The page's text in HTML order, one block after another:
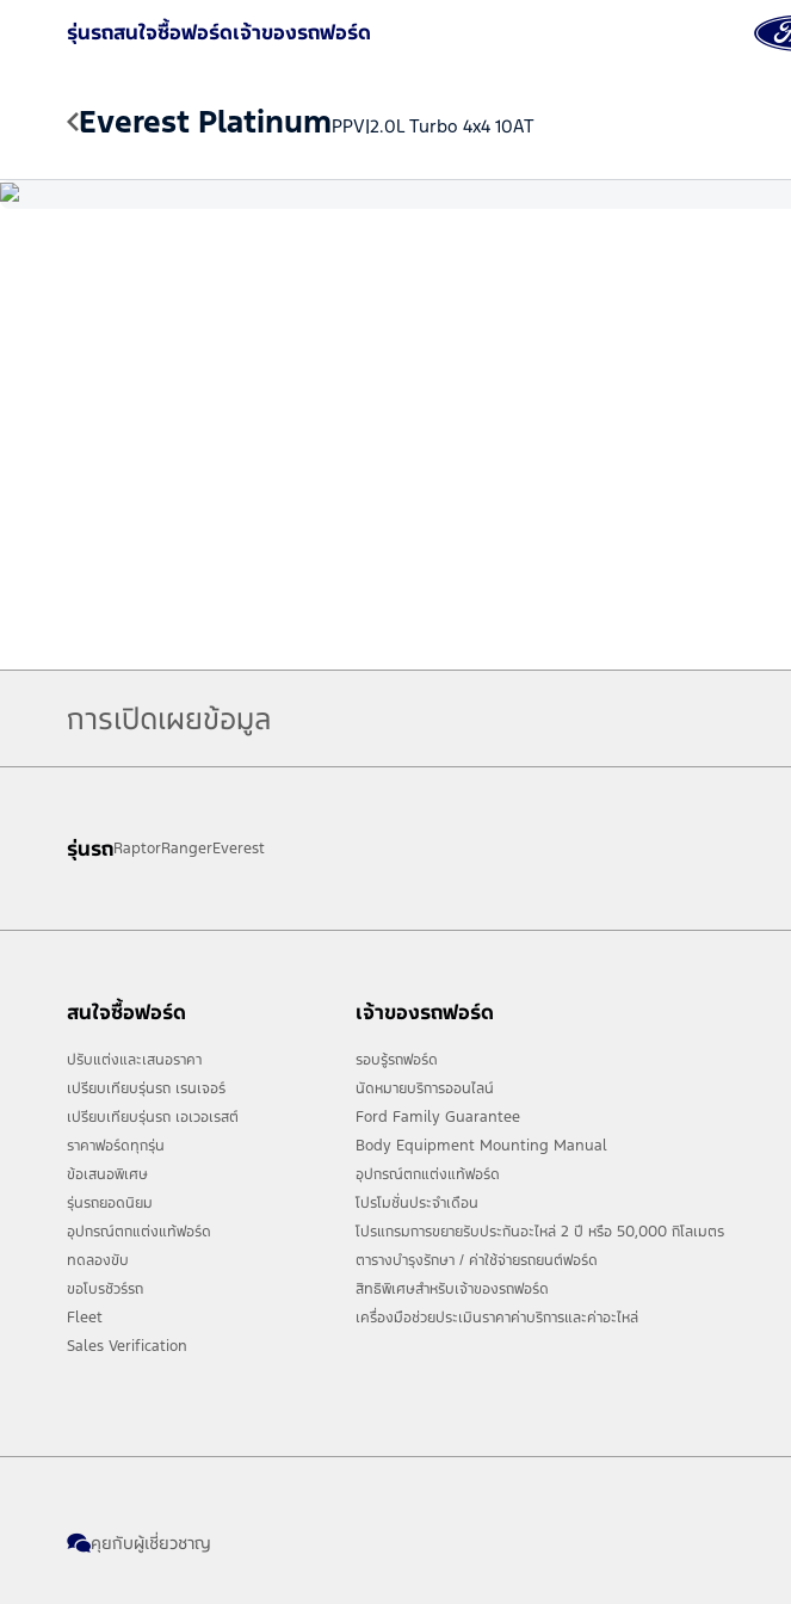
รุ่นรถสนใจซื้อฟอร์ดเจ้าของรถฟอร์ด
Everest PlatinumPPV|2.0L Turbo 4x4 10AT
การเปิดเผยข้อมูล
โปรโมชั่นพิเศษสำหรับลูกค้าฟอร์ด และครอบครัว ได้แก่ บิดามารดา, คู่สมรส, พี่น้องร่วมบิดามารดา และบุตร เมื่อออกรถฟอร์ด
รายละเอียดโปรแกรม Ford Care+ และ เอกสารประกอบการรับสิทธิ์โปรโมชั่นพิเศษสำหรับลูกค้าฟอร์ด และครอบครัว สามาร
หมายเหตุ : จองและรับรถตั้งแต่ วันที่ 1 กรกฎาคม 2569 เป็นต้นไป
รุ่นรถRaptorRangerEverest
สนใจซื้อฟอร์ด
ปรับแต่งและเสนอราคา
เปรียบเทียบรุ่นรถ เรนเจอร์
เปรียบเทียบรุ่นรถ เอเวอเรสต์
ราคาฟอร์ดทุกรุ่น
ข้อเสนอพิเศษ
รุ่นรถยอดนิยม
อุปกรณ์ตกแต่งแท้ฟอร์ด
ทดลองขับ
ขอโบรชัวร์รถ
Fleet
Sales Verification
เจ้าของรถฟอร์ด
รอบรู้รถฟอร์ด
นัดหมายบริการออนไลน์
Ford Family Guarantee
Body Equipment Mounting Manual
อุปกรณ์ตกแต่งแท้ฟอร์ด
โปรโมชั่นประจำเดือน
โปรแกรมการขยายรับประกันอะไหล่ 2 ปี หรือ 50,000 กิโลเมตร
ตารางบำรุงรักษา / ค่าใช้จ่ายรถยนต์ฟอร์ด
สิทธิพิเศษสำหรับเจ้าของรถฟอร์ด
เครื่องมือช่วยประเมินราคาค่าบริการและค่าอะไหล่
คุยกับผู้เชี่ยวชาญ